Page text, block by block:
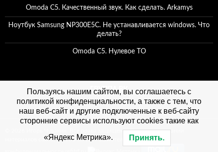
Omoda C5. Качественный звук. Как сделать. Arkamys
Ноутбук Samsung NP300E5C. Не устанавливается windows. Что
делать?
Omoda C5. Нулевое ТО
ГРУППА ВК
© 2026 Игорь Чувакин. Все права защищены. При использовании
материалов сайта, ссылка на сайт обязательна. Политика
Пользуясь нашим сайтом, вы соглашаетесь с
политикой конфиденциальности, а также с тем, что
наш веб-сайт и другие подключенные к веб-сайту
сторонние сервисы используют cookies такие как
«Яндекс Метрика». Принять.